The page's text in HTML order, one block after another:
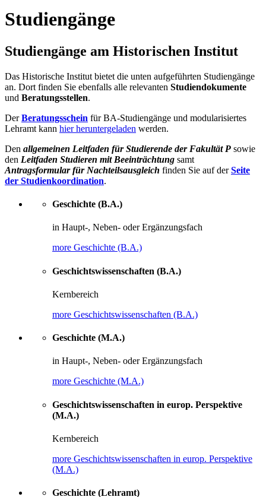
Studiengänge
Studiengänge am Historischen Institut
Das Historische Institut bietet die unten aufgeführten Studiengänge
an. Dort finden Sie ebenfalls alle relevanten Studiendokumente
und Beratungsstellen.
DerBeratungsschein für BA-Studiengänge und modularisiertes
Lehramt kann hier heruntergeladen werden.
Den allgemeinen Leitfaden für Studierende der Fakultät P sowie
den Leitfaden Studieren mit Beeinträchtung samt
Antragsformular für Nachteilsausgleich finden Sie auf derSeite
der Studienkoordination.
Geschichte (B.A.)
in Haupt-, Neben- oder Ergänzungsfach
more Geschichte (B.A.)
Geschichtswissenschaften (B.A.)
Kernbereich
more Geschichtswissenschaften (B.A.)
Geschichte (M.A.)
in Haupt-, Neben- oder Ergänzungsfach
more Geschichte (M.A.)
Geschichtswissenschaften in europ. Perspektive
(M.A.)
Kernbereich
more Geschichtswissenschaften in europ. Perspektive
(M.A.)
Geschichte (Lehramt)